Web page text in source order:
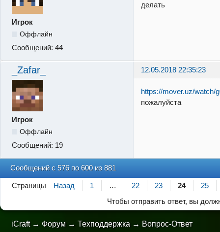
Игрок
Оффлайн
Сообщений: 44
делать
_Zafar_ 12.05.2018 22:35:23
Игрок
Оффлайн
Сообщений: 19
https://mover.uz/watch/
пожалуйста
Сообщений с 576 по 600 из 881
Страницы Назад 1 … 22 23 24
25
Чтобы отправить ответ, вы
iCraft → Форум →Техподдержка → Вопрос-Ответ